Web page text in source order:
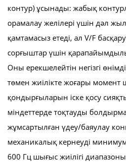
контур) ұсынады: жабық
орамалау желілері үшін дәл
қамтамасыз етеді, ал V/F
сорғыштар үшін
Оны ерекшелейтін негізгі
төмен жиілікте жоғары момент
қондырғыларын іске қосу
міндеттерде тоқтауды
жұмсартылған үдеу/баяулау
механикалық кернеуді
600 Гц шығыс жиілігі